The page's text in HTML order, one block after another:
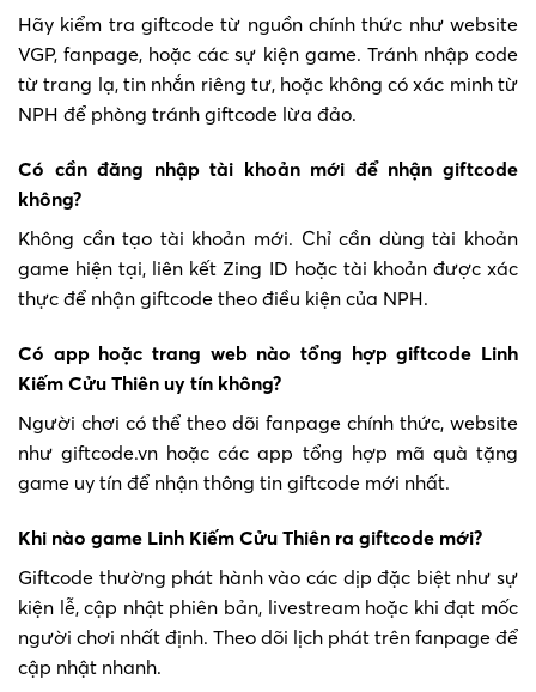
Hãy kiểm tra giftcode từ nguồn chính thức như website
VGP, fanpage, hoặc các sự kiện game. Tránh nhập code
từ trang lạ, tin nhắn riêng tư, hoặc không có xác minh từ
NPH để phòng tránh giftcode lừa đảo.
Có cần đăng nhập tài khoản mới để nhận giftcode
không?
Không cần tạo tài khoản mới. Chỉ cần dùng tài khoản
game hiện tại, liên kết Zing ID hoặc tài khoản được xác
thực để nhận giftcode theo điều kiện của NPH.
Có app hoặc trang web nào tổng hợp giftcode Linh
Kiếm Cửu Thiên uy tín không?
Người chơi có thể theo dõi fanpage chính thức, website
như giftcode.vn hoặc các app tổng hợp mã quà tặng
game uy tín để nhận thông tin giftcode mới nhất.
Khi nào game Linh Kiếm Cửu Thiên ra giftcode mới?
Giftcode thường phát hành vào các dịp đặc biệt như sự
kiện lễ, cập nhật phiên bản, livestream hoặc khi đạt mốc
người chơi nhất định. Theo dõi lịch phát trên fanpage để
cập nhật nhanh.